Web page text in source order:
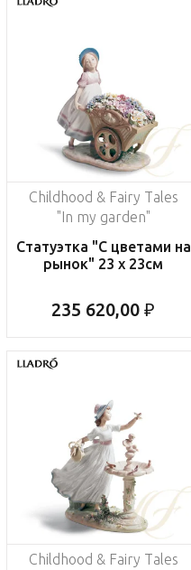
Childhood & Fairy Tales
"In my garden"
Статуэтка "С цветами на
рынок" 23 x 23см
235 620,00 ₽
Childhood & Fairy Tales